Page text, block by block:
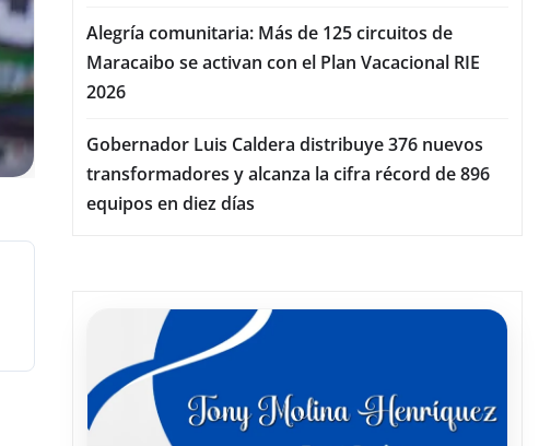
Alegría comunitaria: Más de 125 circuitos de
Maracaibo se activan con el Plan Vacacional RIE
2026
Gobernador Luis Caldera distribuye 376 nuevos
transformadores y alcanza la cifra récord de 896
equipos en diez días